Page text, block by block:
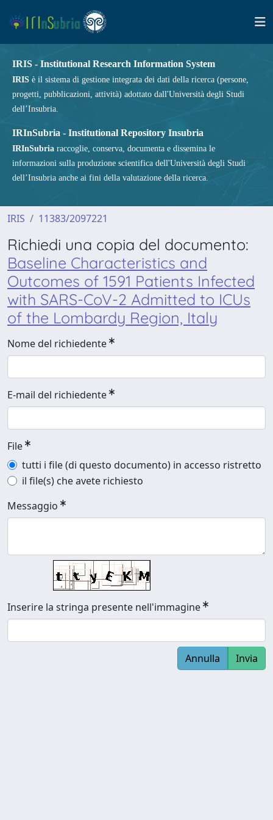
IRIS - Institutional Research Information System
IRIS è il sistema di gestione integrata dei dati della ricerca (persone,
progetti, pubblicazioni, attività) adottato dall'Università degli Studi
dell’Insubria.
IRInSubria - Institutional Repository Insubria
IRInSubria raccoglie, conserva, documenta e dissemina le
informazioni sulla produzione scientifica dell'Università degli Studi
dell’Insubria anche ai fini della valutazione della ricerca.
IRIS 11383/2097221
Richiedi una copia del documento:
Baseline Characteristics and
Outcomes of 1591 Patients Infected
with SARS-CoV-2 Admitted to ICUs
of the Lombardy Region, Italy
Nome del richiedente
E-mail del richiedente
File
tutti i file (di questo documento) in accesso ristretto
il file(s) che avete richiesto
Messaggio
Inserire la stringa presente nell'immagine
Annulla Invia